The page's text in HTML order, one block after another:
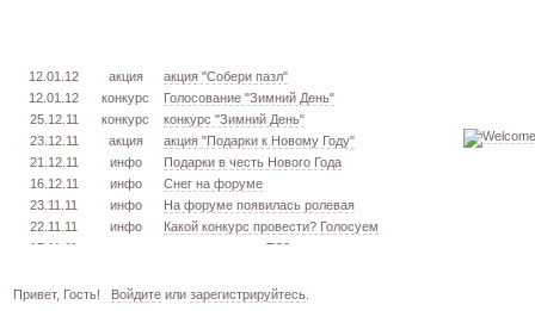
12.01.12 акция
акция "Собери пазл"
12.01.12
конкурс
Голосование "Зимний День"
25.12.11
конкурс
конкурс "Зимний День"
23.12.11
акция
акция "Подарки к Новому Году"
21.12.11
инфо
Подарки в честь Нового Года
16.12.11
инфо
Снег на форуме
23.11.11
инфо
На форуме появилась ролевая
22.11.11
инфо
Какой конкурс провести? Голосуем
17.11.11
извлекаем меш. TS3
15.11.11
урок
создаём свою обувь! TS3
Привет, Гость! Войдитеили зарегистрируйтесь.